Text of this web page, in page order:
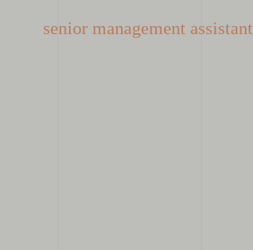
senior management assistant